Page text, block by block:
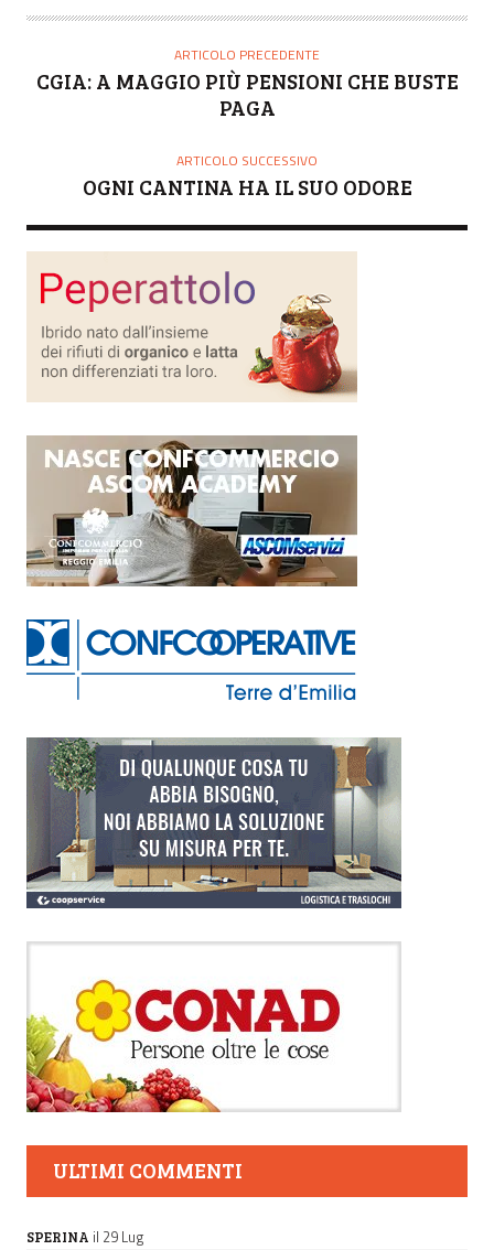
T
R
ARTICOLO PRECEDENTE
CGIA: A MAGGIO PIÙ PENSIONI CHE BUSTE
PAGA
ARTICOLO SUCCESSIVO
OGNI CANTINA HA IL SUO ODORE
ULTIMI COMMENTI
SPERINA il 29 Lug